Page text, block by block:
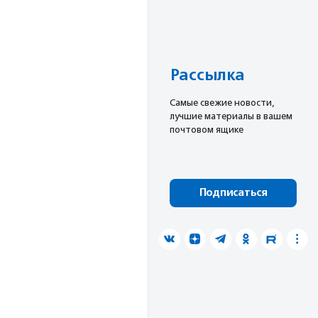
Рассылка
Cамые свежие новости,
лучшие материалы в вашем
почтовом ящике
Подписаться